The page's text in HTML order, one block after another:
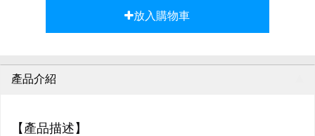
放入購物車
產品介紹
【產品描述】